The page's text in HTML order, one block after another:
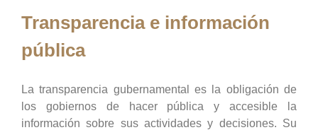
Transparencia e información
pública
La transparencia gubernamental es la obligación de
los gobiernos de hacer pública y accesible la
información sobre sus actividades y decisiones. Su